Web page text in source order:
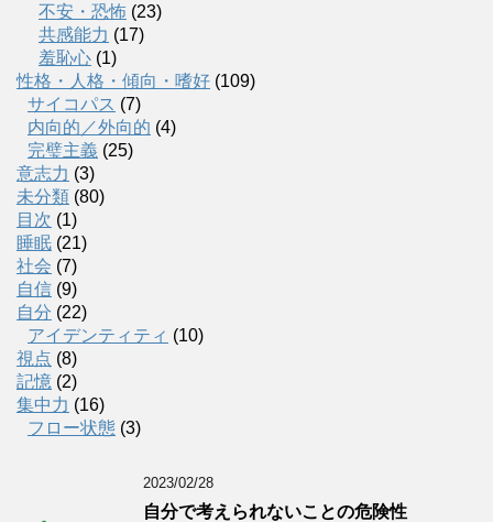
不安・恐怖 (23)
共感能力 (17)
羞恥心 (1)
性格・人格・傾向・嗜好 (109)
サイコパス (7)
内向的／外向的 (4)
完璧主義 (25)
意志力 (3)
未分類 (80)
目次 (1)
睡眠 (21)
社会 (7)
自信 (9)
自分 (22)
アイデンティティ (10)
視点 (8)
記憶 (2)
集中力 (16)
フロー状態 (3)
2023/02/28
自分で考えられないことの危険性